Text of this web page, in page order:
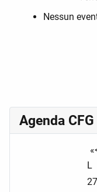
Nessun
Agenda CFG
«
L
27